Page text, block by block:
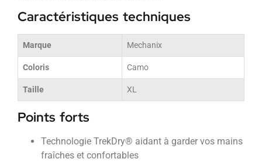
Caractéristiques techniques
Marque Mechanix
Coloris Camo
Taille XL
Points forts
Technologie TrekDry® aidant à garder vos mains
fraîches et confortables